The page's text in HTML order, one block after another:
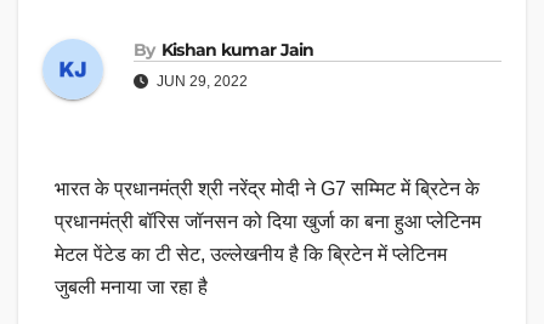
By Kishan kumar Jain
JUN 29, 2022
भारत के प्रधानमंत्री श्री नरेंद्र मोदी ने G7 सम्मिट में ब्रिटेन के
प्रधानमंत्री बॉरिस जॉनसन को दिया खुर्जा का बना हुआ प्लेटिनम
मेटल पेंटेड का टी सेट, उल्लेखनीय है कि ब्रिटेन में प्लेटिनम
जुबली मनाया जा रहा है